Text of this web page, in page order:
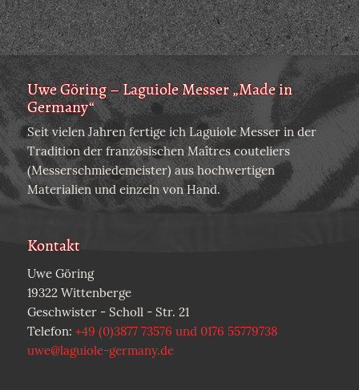
Uwe Göring – Laguiole Messer „Made in
Germany“
Seit vielen Jahren fertige ich Laguiole Messer in der
Tradition der französischen Maîtres couteliers
(Messerschmiedemeister) aus hochwertigen
Materialien und einzeln von Hand.
Kontakt
Uwe Göring
19322 Wittenberge
Geschwister - Scholl - Str. 21
Telefon: +49 (0)3877 73576 und 0176 55779738
uwe@laguiole-germany.de